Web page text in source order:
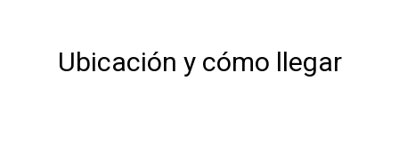
Ubicación y cómo llegar